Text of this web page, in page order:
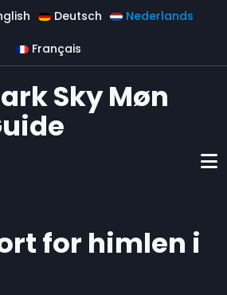
gaan
Deutsch Nederlands
Français
Sky Møn
for himlen i